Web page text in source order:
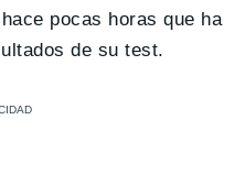
pocas horas que ha
de su test.